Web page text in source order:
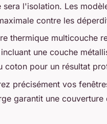
l'isolation. Les
contre les
thermique multicouche
une couche
coton pour un résultat
précisément vos
garantit une